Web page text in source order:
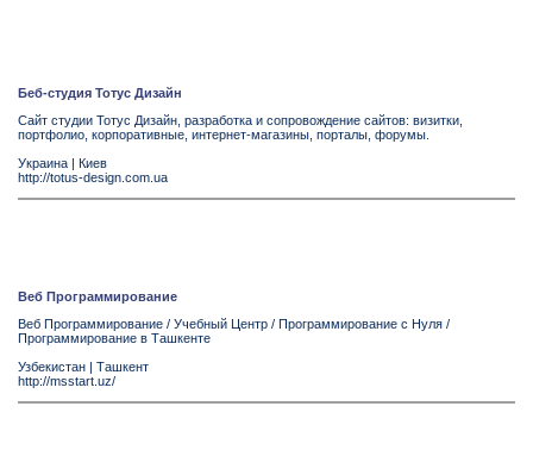
Беб-студия Тотус Дизайн
Сайт студии Тотус Дизайн, разработка и сопровождение сайтов: визитки,
портфолио, корпоративные, интернет-магазины, порталы, форумы.
Украина | Киев
http://totus-design.com.ua
Веб Программирование
Веб Программирование / Учебный Центр / Программирование с Нуля /
Программирование в Ташкенте
Узбекистан | Ташкент
http://msstart.uz/